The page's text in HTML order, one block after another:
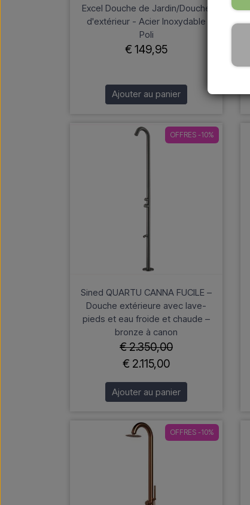
Excel Douche de Jardin/Douche
d'extérieur - Acier Inoxydable
Poli
€ 149,95
Ajouter au panier
OFFRES -10%
Sined QUARTU CANNA FUCILE –
Douche extérieure avec lave-
pieds et eau froide et chaude –
bronze à canon
€ 2.350,00
€ 2.115,00
Ajouter au panier
OFFRES -10%